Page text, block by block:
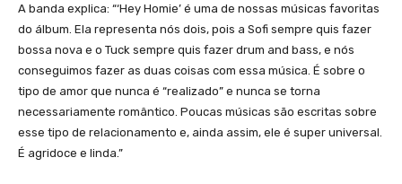
A banda explica: “‘Hey Homie’ é uma de nossas músicas favoritas
do álbum. Ela representa nós dois, pois a Sofi sempre quis fazer
bossa nova e o Tuck sempre quis fazer drum and bass, e nós
conseguimos fazer as duas coisas com essa música. É sobre o
tipo de amor que nunca é “realizado” e nunca se torna
necessariamente romântico. Poucas músicas são escritas sobre
esse tipo de relacionamento e, ainda assim, ele é super universal.
É agridoce e linda.”